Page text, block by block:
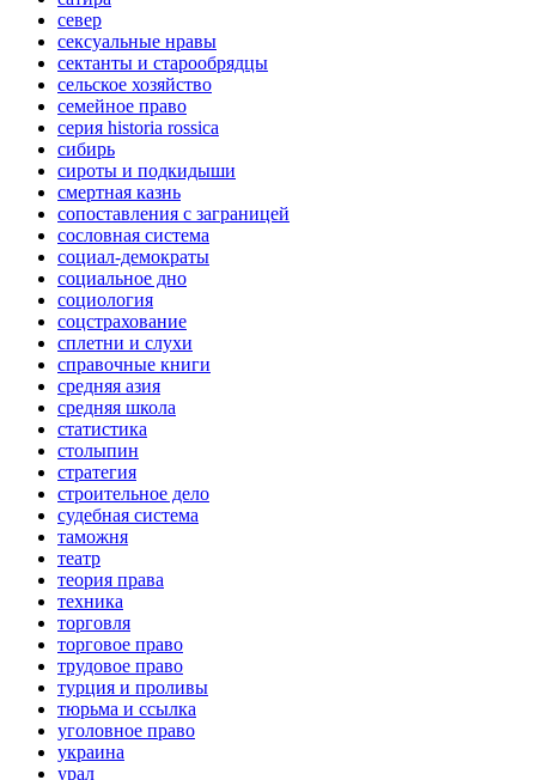
север
сексуальные нравы
сектанты и старообрядцы
сельское хозяйство
семейное право
серия historia rossica
сибирь
сироты и подкидыши
смертная казнь
сопоставления с заграницей
сословная система
социал-демократы
социальное дно
социология
соцстрахование
сплетни и слухи
справочные книги
средняя азия
средняя школа
статистика
столыпин
стратегия
строительное дело
судебная система
таможня
театр
теория права
техника
торговля
торговое право
трудовое право
турция и проливы
тюрьма и ссылка
уголовное право
украина
урал